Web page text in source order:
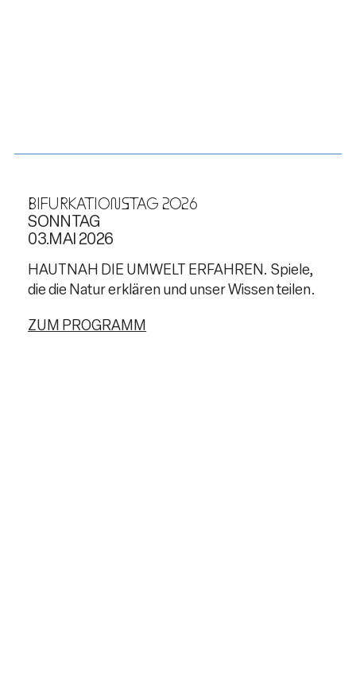
BIFURKATIONSTAG 2026
SONNTAG
03.MAI 2026
HAUTNAH DIE UMWELT ERFAHREN. Spiele,
die die Natur erklären und unser Wissen teilen.
ZUM PROGRAMM